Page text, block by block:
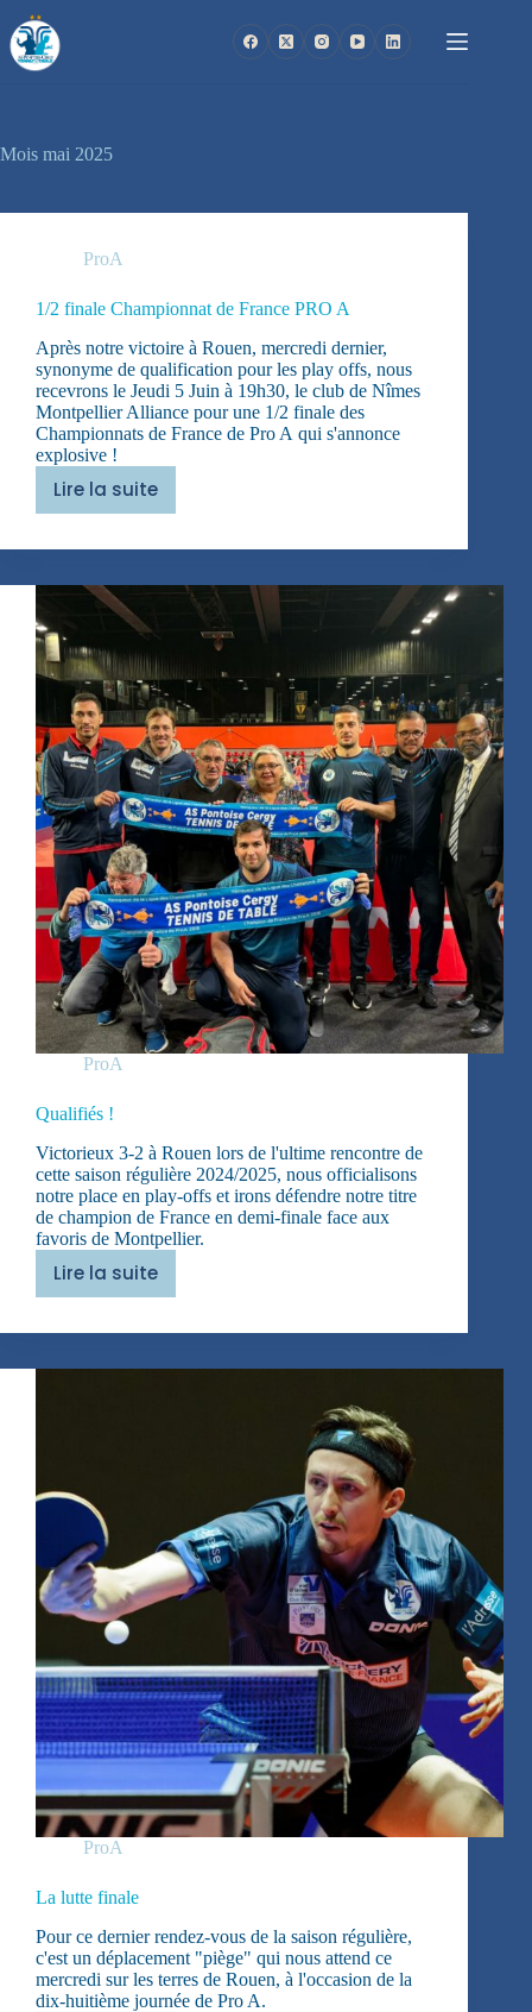
au
contenu
Mois mai 2025
ProA
1/2 finale Championnat de France PRO A
Après notre victoire à Rouen, mercredi dernier,
synonyme de qualification pour les play offs, nous
recevrons le Jeudi 5 Juin à 19h30, le club de Nîmes
Montpellier Alliance pour une 1/2 finale des
Championnats de France de Pro A qui s'annonce
explosive !
Lire la suite
1/2
Championnat
de
France
PRO
A
ProA
Qualifiés !
Victorieux 3-2 à Rouen lors de l'ultime rencontre de
cette saison régulière 2024/2025, nous officialisons
notre place en play-offs et irons défendre notre titre
de champion de France en demi-finale face aux
favoris de Montpellier.
Lire la suite
Qualifiés
ProA
La lutte finale
Pour ce dernier rendez-vous de la saison régulière,
c'est un déplacement "piège" qui nous attend ce
mercredi sur les terres de Rouen, à l'occasion de la
dix-huitième journée de Pro A.